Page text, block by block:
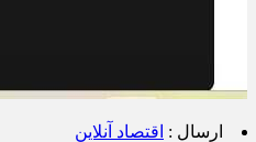
ارسال : اقتصاد آنلاین